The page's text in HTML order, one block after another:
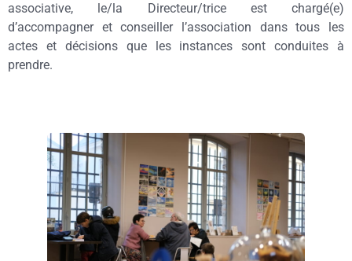
associative, le/la Directeur/trice est chargé(e)
d’accompagner et conseiller l’association dans tous les
actes et décisions que les instances sont conduites à
prendre.